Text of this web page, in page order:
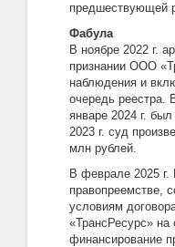
предшествующей
Фабула
В ноябре 2022 г.
признании ООО
наблюдения и
очередь реестра.
январе 2024 г.
2023 г. суд
млн рублей.
В феврале 2025 г.
правопреемстве,
условиям
«ТрансРесурс»
финансирование